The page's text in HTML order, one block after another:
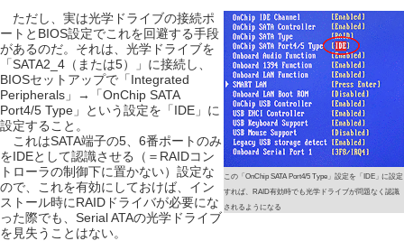
この「OnChip SATA Port4/5 Type」設定を「IDE」に設定
すれば、RAID有効時でも光学ドライブが問題なく認識
されるようになる
ただし、実は光学ドライブの接続ポ
ートとBIOS設定でこれを回避する手段
があるのだ。それは、光学ドライブを
「SATA2_4（または5）」に接続し、
BIOSセットアップで「Integrated
Peripherals」→「OnChip SATA
Port4/5 Type」という設定を「IDE」に
設定すること。
これはSATA端子の5、6番ポートのみ
をIDEとして認識させる（＝RAIDコン
トローラの制御下に置かない）設定な
ので、これを有効にしておけば、イン
ストール時にRAIDドライバが必要にな
った際でも、Serial ATAの光学ドライブ
を見失うことはない。